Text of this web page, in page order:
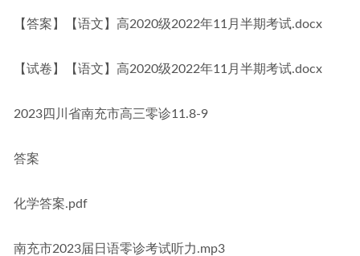
【答案】【语文】高2020级2022年11月半期考试.docx
【试卷】【语文】高2020级2022年11月半期考试.docx
2023四川省南充市高三零诊11.8-9
答案
化学答案.pdf
南充市2023届日语零诊考试听力.mp3